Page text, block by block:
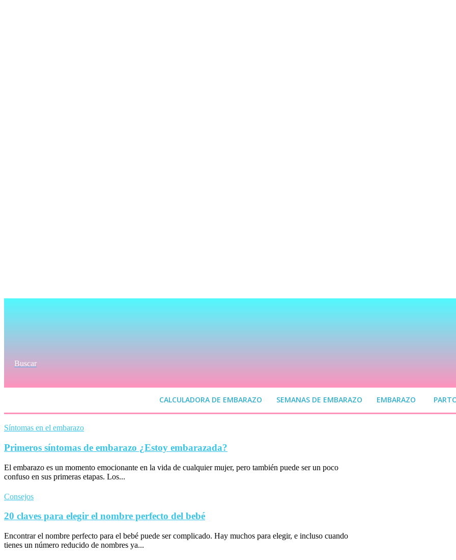
Buscar
CALCULADORA DE EMBARAZO SEMANAS DE EMBARAZO EMBARAZO
Síntomas en el embarazo
Primeros síntomas de embarazo ¿Estoy embarazada?
El embarazo es un momento emocionante en la vida de cualquier mujer, pero también puede ser un poco
confuso en sus primeras etapas. Los...
Consejos
20 claves para elegir el nombre perfecto del bebé
Encontrar el nombre perfecto para el bebé puede ser complicado. Hay muchos para elegir, e incluso cuando
tienes un número reducido de nombres ya...